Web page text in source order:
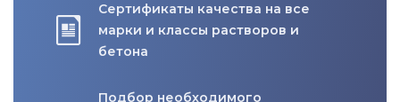
Сертификаты качества на все
марки и классы растворов и
бетона
Подбор необходимого